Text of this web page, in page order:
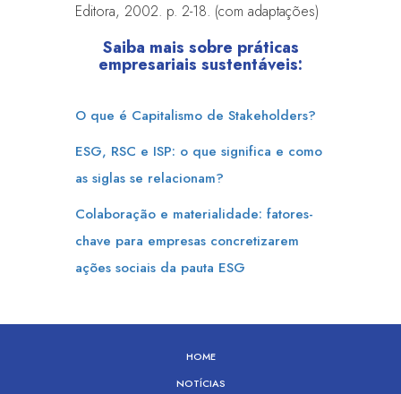
Editora, 2002. p. 2-18. (com adaptações)
Saiba mais sobre práticas
empresariais sustentáveis:
O que é Capitalismo de Stakeholders?
ESG, RSC e ISP: o que significa e como
as siglas se relacionam?
Colaboração e materialidade: fatores-
chave para empresas concretizarem
ações sociais da pauta ESG
HOME
NOTÍCIAS